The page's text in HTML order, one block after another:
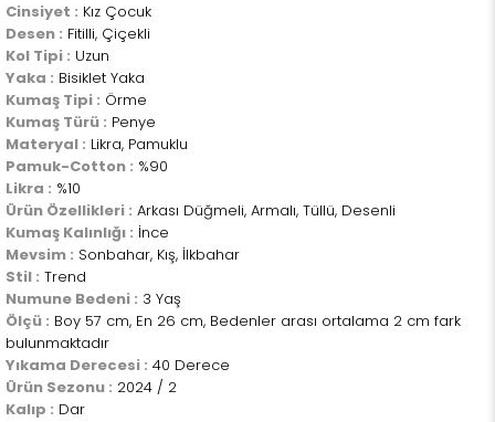
Cinsiyet : Kız Çocuk
Desen : Fitilli, Çiçekli
Kol Tipi : Uzun
Yaka : Bisiklet Yaka
Kumaş Tipi : Örme
Kumaş Türü : Penye
Materyal : Likra, Pamuklu
Pamuk-Cotton : %90
Likra : %10
Ürün Özellikleri : Arkası Düğmeli, Armalı, Tüllü, Desenli
Kumaş Kalınlığı : İnce
Mevsim : Sonbahar, Kış, İlkbahar
Stil : Trend
Numune Bedeni : 3 Yaş
Ölçü : Boy 57 cm, En 26 cm, Bedenler arası ortalama 2 cm fark
bulunmaktadır
Yıkama Derecesi : 40 Derece
Ürün Sezonu : 2024 / 2
Kalıp : Dar